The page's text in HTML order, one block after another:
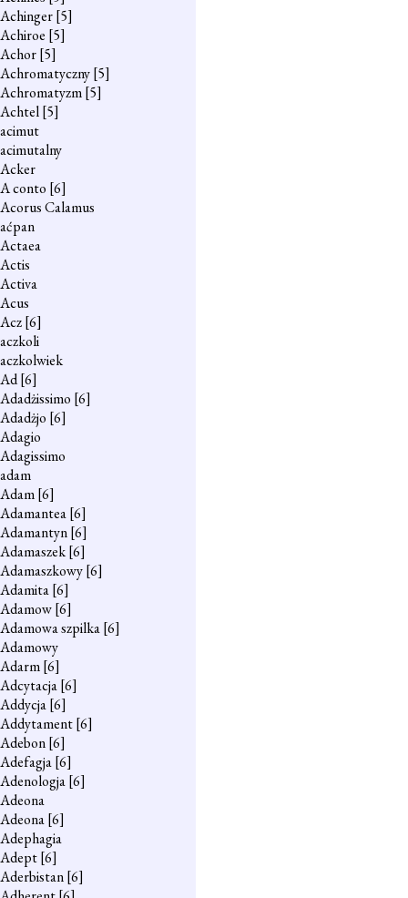
Achinger[5]
Achiroe [5]
Achor[5]
Achromatyczny[5]
Achromatyzm[5]
Achtel[5]
acimut
acimutalny
Acker
A conto [6]
Acorus Calamus
aćpan
Actaea
Actis
Activa
Acus
Acz[6]
aczkoli
aczkolwiek
Ad[6]
Adadżissimo [6]
Adadżjo [6]
Adagio
Adagissimo
adam
Adam[6]
Adamantea[6]
Adamantyn[6]
Adamaszek[6]
Adamaszkowy[6]
Adamita[6]
Adamow[6]
Adamowa szpilka[6]
Adamowy
Adarm[6]
Adcytacja[6]
Addycja[6]
Addytament[6]
Adebon[6]
Adefagja[6]
Adenologja[6]
Adeona
Adeona[6]
Adephagia
Adept[6]
Aderbistan[6]